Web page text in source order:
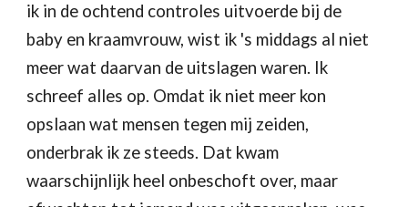
ik in de ochtend controles uitvoerde bij de
baby en kraamvrouw, wist ik 's middags al niet
meer wat daarvan de uitslagen waren. Ik
schreef alles op. Omdat ik niet meer kon
opslaan wat mensen tegen mij zeiden,
onderbrak ik ze steeds. Dat kwam
waarschijnlijk heel onbeschoft over, maar